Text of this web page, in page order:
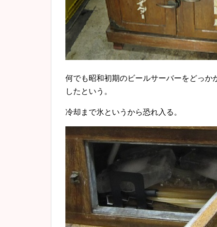
何でも昭和初期のビールサーバーをどっ
したという。
冷却まで氷というから恐れ入る。